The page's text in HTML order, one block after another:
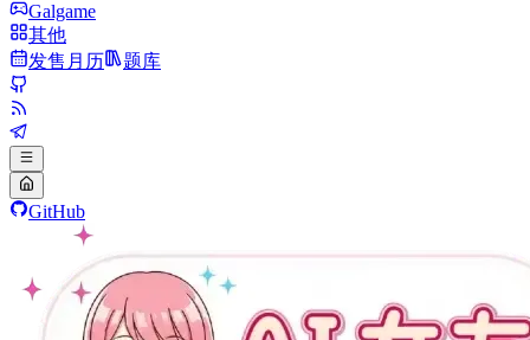
Galgame
其他
发售月历
题库
GitHub